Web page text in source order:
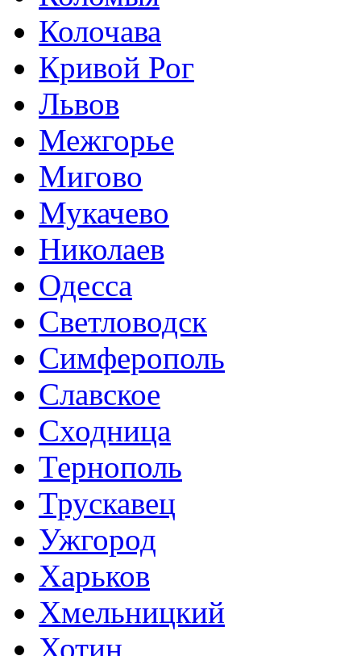
Колочава
Кривой Рог
Львов
Межгорье
Мигово
Мукачево
Николаев
Одесса
Светловодск
Симферополь
Славское
Сходница
Тернополь
Трускавец
Ужгород
Харьков
Хмельницкий
Хотин